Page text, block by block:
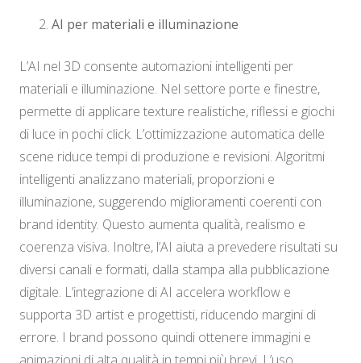
AI per materiali e illuminazione
L’AI nel 3D consente automazioni intelligenti per
materiali e illuminazione. Nel settore porte e finestre,
permette di applicare texture realistiche, riflessi e giochi
di luce in pochi click. L’ottimizzazione automatica delle
scene riduce tempi di produzione e revisioni. Algoritmi
intelligenti analizzano materiali, proporzioni e
illuminazione, suggerendo miglioramenti coerenti con
brand identity. Questo aumenta qualità, realismo e
coerenza visiva. Inoltre, l’AI aiuta a prevedere risultati su
diversi canali e formati, dalla stampa alla pubblicazione
digitale. L’integrazione di AI accelera workflow e
supporta 3D artist e progettisti, riducendo margini di
errore. I brand possono quindi ottenere immagini e